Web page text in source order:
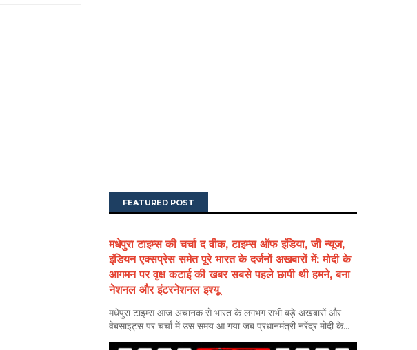
FEATURED POST
मधेपुरा टाइम्स की चर्चा द वीक, टाइम्स ऑफ इंडिया, जी न्यूज,
इंडियन एक्सप्रेस समेत पूरे भारत के दर्जनों अखबारों में: मोदी के
आगमन पर वृक्ष कटाई की खबर सबसे पहले छापी थी हमने, बना
नेशनल और इंटरनेशनल इश्यू
मधेपुरा टाइम्स आज अचानक से भारत के लगभग सभी बड़े अखबारों और
वेबसाइट्स पर चर्चा में उस समय आ गया जब प्रधानमंत्री नरेंद्र मोदी के...